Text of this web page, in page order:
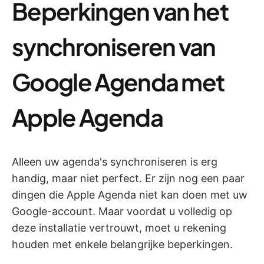
Beperkingen van het
synchroniseren van
Google Agenda met
Apple Agenda
Alleen uw agenda's synchroniseren is erg
handig, maar niet perfect. Er zijn nog een paar
dingen die Apple Agenda niet kan doen met uw
Google-account. Maar voordat u volledig op
deze installatie vertrouwt, moet u rekening
houden met enkele belangrijke beperkingen.